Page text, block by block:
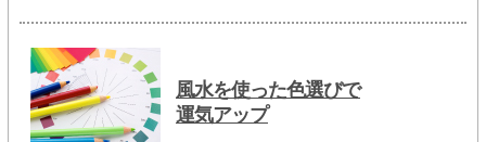
風水を使った色選びで
運気アップ